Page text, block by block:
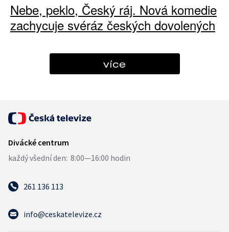
Nebe, peklo, Český ráj. Nová komedie
zachycuje svéráz českých dovolených
více
261 136 113
info@ceskatelevize.cz